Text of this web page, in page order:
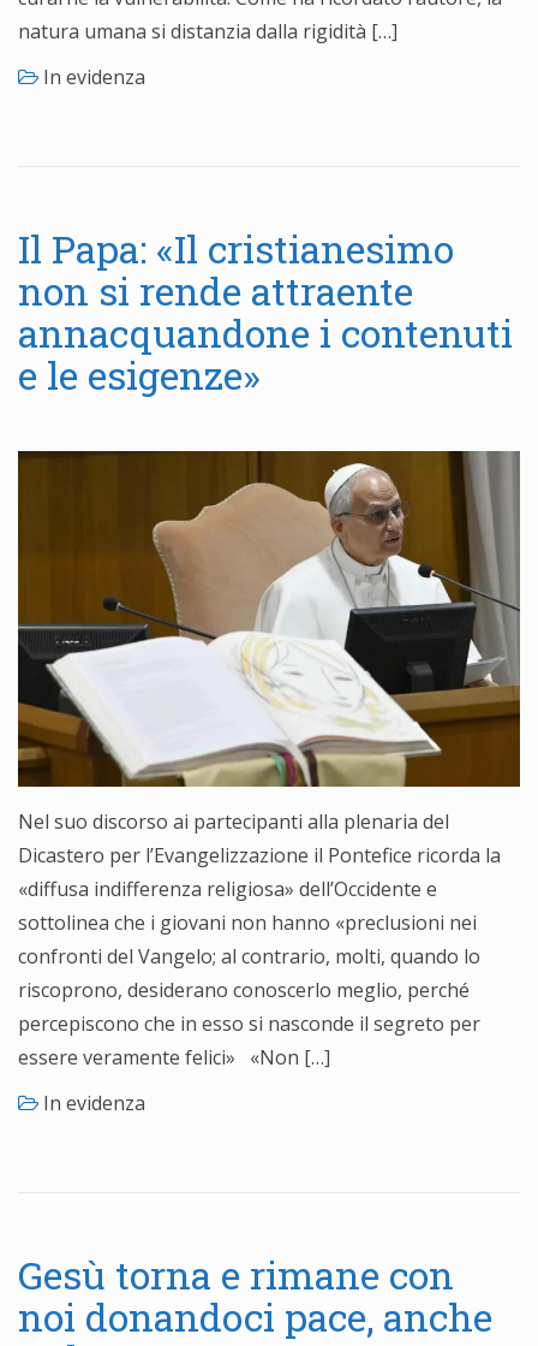
natura umana si distanzia dalla rigidità […]
In evidenza
Il Papa: «Il cristianesimo
non si rende attraente
annacquandone i contenuti
e le esigenze»
Nel suo discorso ai partecipanti alla plenaria del
Dicastero per l’Evangelizzazione il Pontefice ricorda la
«diffusa indifferenza religiosa» dell’Occidente e
sottolinea che i giovani non hanno «preclusioni nei
confronti del Vangelo; al contrario, molti, quando lo
riscoprono, desiderano conoscerlo meglio, perché
percepiscono che in esso si nasconde il segreto per
essere veramente felici» «Non […]
In evidenza
Gesù torna e rimane con
noi donandoci pace, anche